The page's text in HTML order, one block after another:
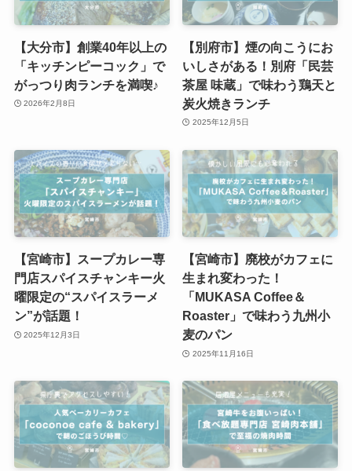
【大分市】創業40年以上の
「キッチンピーコック」で
がっつり肉ランチを満喫♪
2026年2月8日
【別府市】煙の向こうにお
いしさがある！別府「民芸
茶屋 味蔵」で味わう鶏天と
炭火焼きランチ
2025年12月5日
【宮崎市】スープカレー専
門店スパイスチャンキー火
曜限定の“スパイスラーメ
ン”が話題！
2025年12月3日
【宮崎市】廃校がカフェに
生まれ変わった！
「MUKASA Coffee＆
Roaster」で味わう九州小
麦のパン
2025年11月16日